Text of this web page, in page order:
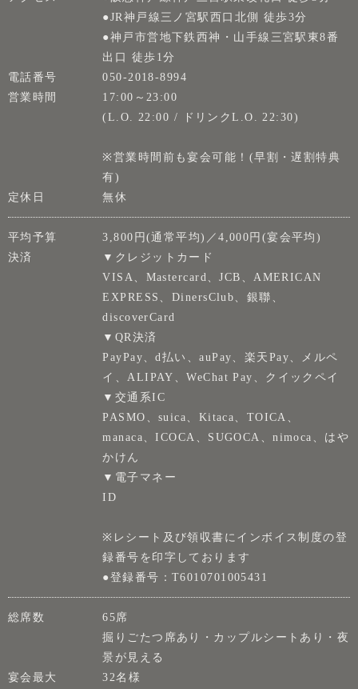
●JR神戸線三ノ宮駅西口北側 徒歩3分
●神戸市営地下鉄西神・山手線三宮駅東8番
出口 徒歩1分
電話番号
050-2018-8994
営業時間
17:00～23:00
(L.O. 22:00 / ドリンクL.O. 22:30)
※営業時間前も宴会可能！(早割・遅割特典
有)
定休日
無休
平均予算
3,800円(通常平均)／4,000円(宴会平均)
決済
▼クレジットカード
VISA、Mastercard、JCB、AMERICAN
EXPRESS、DinersClub、銀聯、
discoverCard
▼QR決済
PayPay、d払い、auPay、楽天Pay、メルペ
イ、ALIPAY、WeChat Pay、クイックペイ
▼交通系IC
PASMO、suica、Kitaca、TOICA、
manaca、ICOCA、SUGOCA、nimoca、はや
かけん
▼電子マネー
ID
※レシート及び領収書にインボイス制度の登
録番号を印字しております
●登録番号：T6010701005431
総席数
65席
掘りごたつ席あり・カップルシートあり・夜
景が見える
宴会最大
32名様